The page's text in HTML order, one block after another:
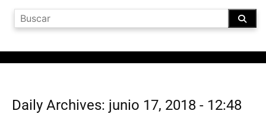
Daily Archives: junio 17, 2018 - 12:48